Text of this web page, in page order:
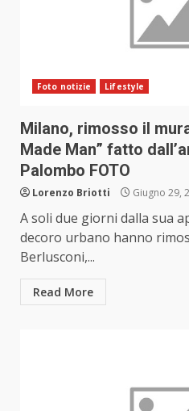
Foto notizie Lifestyle
Milano, rimosso il
Made Man” fatto
Palombo FOTO
Lorenzo Briotti Giugno 29,
A soli due giorni dalla sua
decoro urbano hanno
Berlusconi,...
Read More